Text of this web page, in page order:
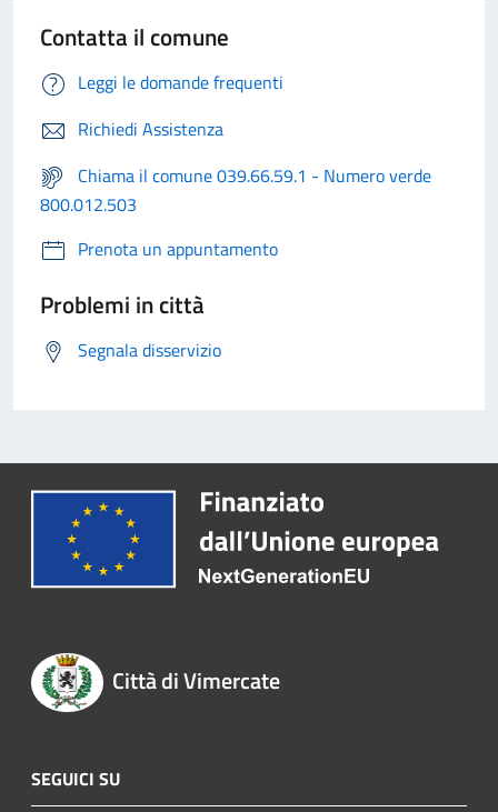
Contatta il comune
Leggi le domande frequenti
Richiedi Assistenza
Chiama il comune 039.66.59.1 - Numero verde
800.012.503
Prenota un appuntamento
Problemi in città
Segnala disservizio
Città di Vimercate
SEGUICI SU